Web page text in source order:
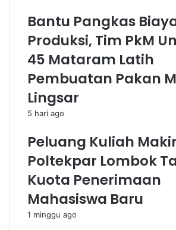
Bantu Pangkas
Produksi, Tim PkM
45 Mataram Latih
Pembuatan Pakan
Lingsar
5 hari ago
Peluang Kuliah
Poltekpar Lombok
Kuota Penerimaan
Mahasiswa Baru
1 minggu ago